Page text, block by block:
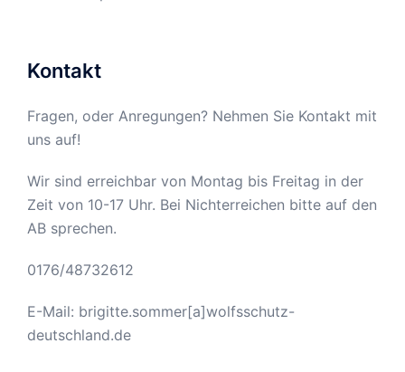
Kontakt
Fragen, oder Anregungen? Nehmen Sie Kontakt mit
uns auf!
Wir sind erreichbar von Montag bis Freitag in der
Zeit von 10-17 Uhr. Bei Nichterreichen bitte auf den
AB sprechen.
0176/48732612
E-Mail: brigitte.sommer[a]wolfsschutz-
deutschland.de